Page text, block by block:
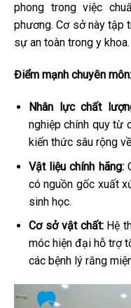
phong trong việc
phương. Cơ sở này tập
sự an toàn trong y khoa.
Điểm mạnh chuyên môn:
Nhân lực chất
nghiệp chính quy từ
kiến thức sâu rộng
Vật liệu chính hãng:
có nguồn gốc xuất
sinh học.
Cơ sở vật chất:Hệ
móc hiện đại hỗ trợ
các bệnh lý răng